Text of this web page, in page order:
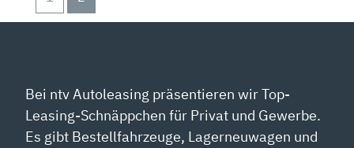
Bei ntv Autoleasing präsentieren wir Top-
Leasing-Schnäppchen für Privat und Gewerbe.
Es gibt Bestellfahrzeuge, Lagerneuwagen und